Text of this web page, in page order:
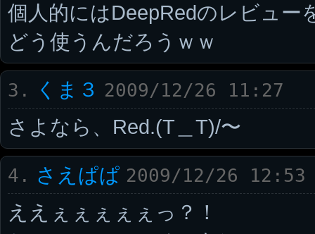
個人的にはDeepRedのレビュー
どう使うんだろうｗｗ
3. くま３ 2009/12/26 11:27
さよなら、Red.(T＿T)/〜
4. さえぱぱ 2009/12/26 12:53
ええぇぇぇぇぇっ？！